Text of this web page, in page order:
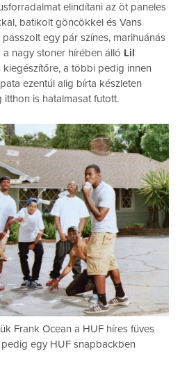
elindítani az öt paneles
batikolt göncökkel és Vans
egy pár színes, marihuánás
nagy stoner hírében álló Lil
a többi pedig innen
ezentúl alig bírta készleten
is hatalmasat futott.
Frank Ocean a HUF híres füves
egy HUF snapbackben